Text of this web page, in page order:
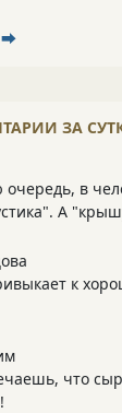
⮕
ЗА
в
А
к
что